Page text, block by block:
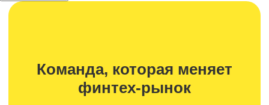
Команда, которая меняет
финтех-рынок